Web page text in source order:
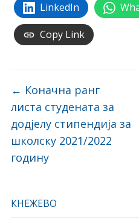
КНЕЖЕВО
LinkedIn
Copy Link
← Коначна ранг
листа студената за
додјелу стипендија за
школску 2021/2022
годину